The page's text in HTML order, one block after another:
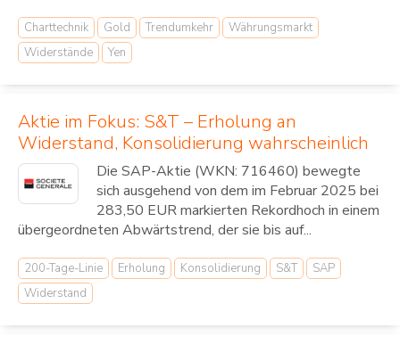
Charttechnik Gold Trendumkehr
Währungsmarkt
Widerstände
Yen
Aktie im Fokus: S&T – Erholung an
Widerstand, Konsolidierung wahrscheinlich
Die SAP-Aktie (WKN: 716460) bewegte
sich ausgehend von dem im Februar 2025 bei
283,50 EUR markierten Rekordhoch in einem
übergeordneten Abwärtstrend, der sie bis auf...
200-Tage-Linie Erholung Konsolidierung S&T
SAP
Widerstand